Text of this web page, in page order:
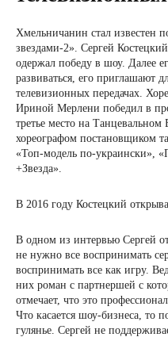
Хмельничанин стал известен
звездами-2». Сергей
одержал победу в шоу. Далее
развиваться, его приглашают
телевизионных передачах.
Ириной Мерлени победил в
третье место на
хореографом постановщиком
«Топ-модель по-украински»,
+Звезда».
В 2016 году Костецкий
В одном из интервью Сергей
не нужно все воспринимать
воспринимать все как игру.
них роман с партнершей с
отмечает, что это
Что касается шоу-бизнеса, то
гулянье. Сергей не